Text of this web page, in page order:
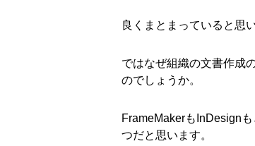
良くまとまっていると思
ではなぜ組織の文書作成
のでしょうか。
FrameMakerもInDesign
つだと思います。